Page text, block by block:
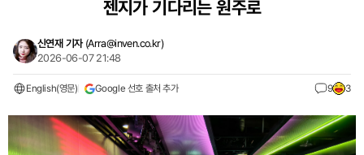
젠지가 기다리는 원주로
신연재 기자 (Arra@inven.co.kr)
2026-06-07 21:48
English(영문) Google 선호 출처 추가 9 3